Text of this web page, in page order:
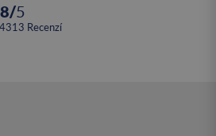
/5
recenzí